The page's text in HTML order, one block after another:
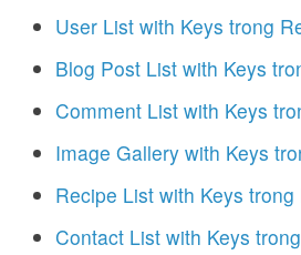
User List with Keys trong
Blog Post List with Keys
Comment List with Keys
Image Gallery with Keys
Recipe List with Keys trong
Contact List with Keys